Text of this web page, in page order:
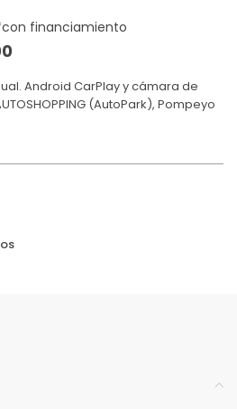
Android CarPlay y cámara de
(AutoPark), Pompeyo